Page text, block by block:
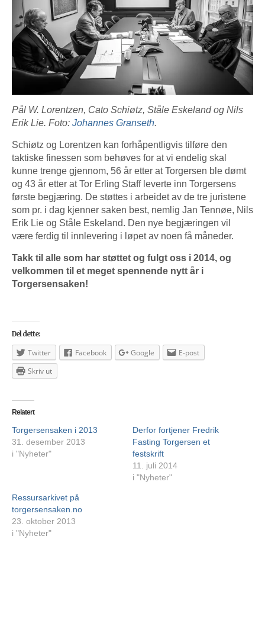
Pål W. Lorentzen, Cato Schiøtz, Ståle Eskeland og Nils
Erik Lie. Foto: Johannes Granseth.
Schiøtz og Lorentzen kan forhåpentligvis tilføre den
taktiske finessen som behøves for at vi endelig skal
kunne trenge gjennom, 56 år etter at Torgersen ble dømt
og 43 år etter at Tor Erling Staff leverte inn Torgersens
første begjæring. De støttes i arbeidet av de tre juristene
som pr. i dag kjenner saken best, nemlig Jan Tennøe, Nils
Erik Lie og Ståle Eskeland. Den nye begjæringen vil
være ferdig til innlevering i løpet av noen få måneder.
Takk til alle som har støttet og fulgt oss i 2014, og
velkommen til et meget spennende nytt år i
Torgersensaken!
Del dette:
Twitter Facebook Google
E-post
Skriv ut
Relatert
Torgersensaken i 2013
31. desember 2013
i "Nyheter"
Derfor fortjener Fredrik
Fasting Torgersen et
festskrift
11. juli 2014
i "Nyheter"
Ressursarkivet på
torgersensaken.no
23. oktober 2013
i "Nyheter"